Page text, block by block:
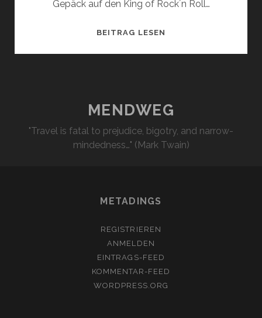
Gepäck auf den King of Rock´n Roll…
BEITRAG LESEN
MENDWEG
"Travel is fatal to prejudice, bigotry, and narrow-
mindedness…" (Mark Twain)
METADINGS
REGISTRIEREN
ANMELDEN
EINTRAGS-FEED
KOMMENTAR-FEED
WORDPRESS.ORG